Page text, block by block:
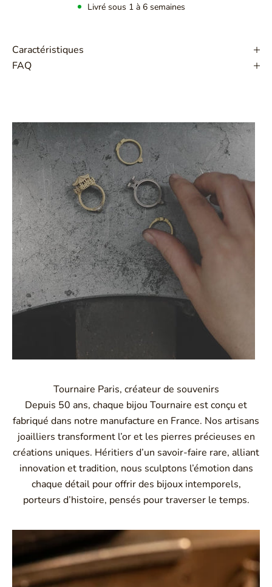
Livré sous 1 à 6 semaines
Caractéristiques
FAQ
Tournaire Paris, créateur de souvenirs
Depuis 50 ans, chaque bijou Tournaire est conçu et
fabriqué dans notre manufacture en France. Nos artisans
joailliers transforment l’or et les pierres précieuses en
créations uniques. Héritiers d’un savoir-faire rare, alliant
innovation et tradition, nous sculptons l’émotion dans
chaque détail pour offrir des bijoux intemporels,
porteurs d’histoire, pensés pour traverser le temps.